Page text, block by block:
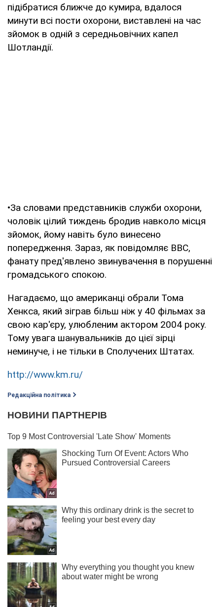
підібратися ближче до кумира, вдалося
минути всі пости охорони, виставлені на час
зйомок в одній з середньовічних капел
Шотландії.
•За словами представників служби охорони,
чоловік цілий тиждень бродив навколо місця
зйомок, йому навіть було винесено
попередження. Зараз, як повідомляє BBC,
фанату пред'явлено звинувачення в порушенні
громадського спокою.
Нагадаємо, що американці обрали Тома
Хенкса, який зіграв більш ніж у 40 фільмах за
свою кар'єру, улюбленим актором 2004 року.
Тому увага шанувальників до цієї зірці
неминуче, і не тільки в Сполучених Штатах.
http://www.km.ru/
Редакційна політика